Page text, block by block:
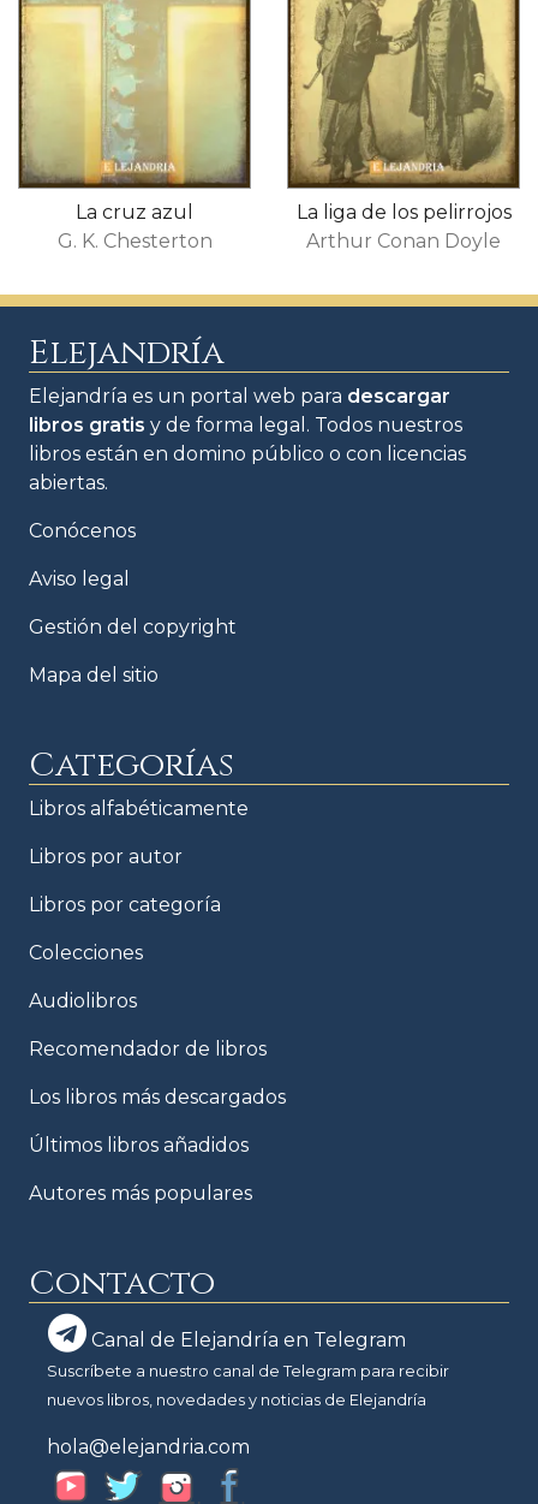
La cruz azul
G. K. Chesterton
La liga de los pelirrojos
Arthur Conan Doyle
Elejandría
Elejandría es un portal web para descargar
libros gratis y de forma legal. Todos nuestros
libros están en domino público o con licencias
abiertas.
Conócenos
Aviso legal
Gestión del copyright
Mapa del sitio
Categorías
Libros alfabéticamente
Libros por autor
Libros por categoría
Colecciones
Audiolibros
Recomendador de libros
Los libros más descargados
Últimos libros añadidos
Autores más populares
Contacto
Canal de Elejandría en Telegram
Suscríbete a nuestro canal de Telegram para recibir
nuevos libros, novedades y noticias de Elejandría
hola@elejandria.com